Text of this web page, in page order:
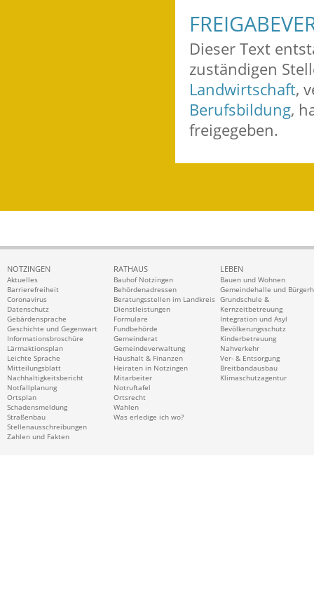
Dieser Text
zuständigen
Landwirtschaft,
Berufsbildung,
freigegeben.
NOTZINGEN
Aktuelles
Barrierefreiheit
Coronavirus
Datenschutz
Gebärdensprache
Geschichte und Gegenwart
Informationsbroschüre
Lärmaktionsplan
Leichte Sprache
Mitteilungsblatt
Nachhaltigkeitsbericht
Notfallplanung
Ortsplan
Schadensmeldung
Straßenbau
Stellenausschreibungen
Zahlen und Fakten
RATHAUS
Bauhof Notzingen
Behördenadressen
Beratungsstellen im Landkreis
Dienstleistungen
Formulare
Fundbehörde
Gemeinderat
Gemeindeverwaltung
Haushalt & Finanzen
Heiraten in Notzingen
Mitarbeiter
Notruftafel
Ortsrecht
Wahlen
Was erledige ich wo?
LEBEN
Bauen und Wohnen
Gemeindehalle und
Grundschule &
Kernzeitbetreuung
Integration und Asyl
Bevölkerungsschutz
Kinderbetreuung
Nahverkehr
Ver- & Entsorgung
Breitbandausbau
Klimaschutzagentur